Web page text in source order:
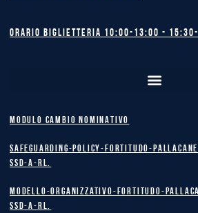
Orario biglietteria 10:00-13:00 - 15:30-
MODULO CAMBIO NOMINATIVO
safeguarding-policy-Fortitudo-
SSD-A-RL.
Modello-Organizzativo-Fortitudo-
SSD-A-RL.